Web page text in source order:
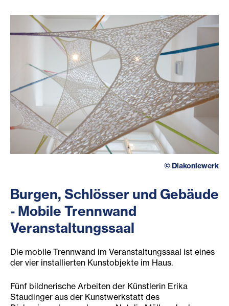
© Diakoniewerk
Burgen, Schlösser und Gebäude
- Mobile Trennwand
Veranstaltungssaal
Die mobile Trennwand im Veranstaltungssaal ist eines
der vier installierten Kunstobjekte im Haus.
Fünf bildnerische Arbeiten der Künstlerin Erika
Staudinger aus der Kunstwerkstatt des